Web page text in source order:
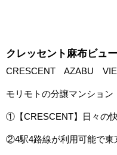
クレッセント麻布ビュ
CRESCENT AZABU
モリモトの分譲マンション
①【CRESCENT】日々の
②4駅4路線が利用可能で東